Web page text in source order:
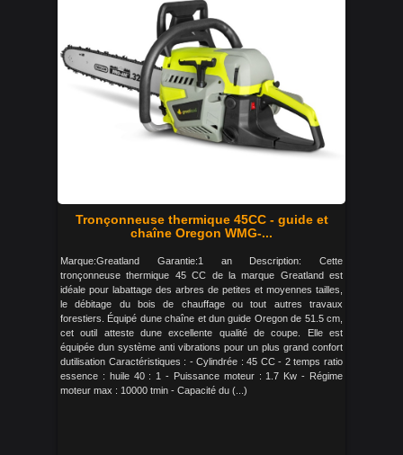
Tronçonneuse thermique 45CC - guide et
chaîne Oregon WMG-...
Marque:Greatland Garantie:1 an Description: Cette
tronçonneuse thermique 45 CC de la marque Greatland est
idéale pour labattage des arbres de petites et moyennes tailles,
le débitage du bois de chauffage ou tout autres travaux
forestiers. Équipé dune chaîne et dun guide Oregon de 51.5 cm,
cet outil atteste dune excellente qualité de coupe. Elle est
équipée dun système anti vibrations pour un plus grand confort
dutilisation Caractéristiques : - Cylindrée : 45 CC - 2 temps ratio
essence : huile 40 : 1 - Puissance moteur : 1.7 Kw - Régime
moteur max : 10000 tmin - Capacité du (...)